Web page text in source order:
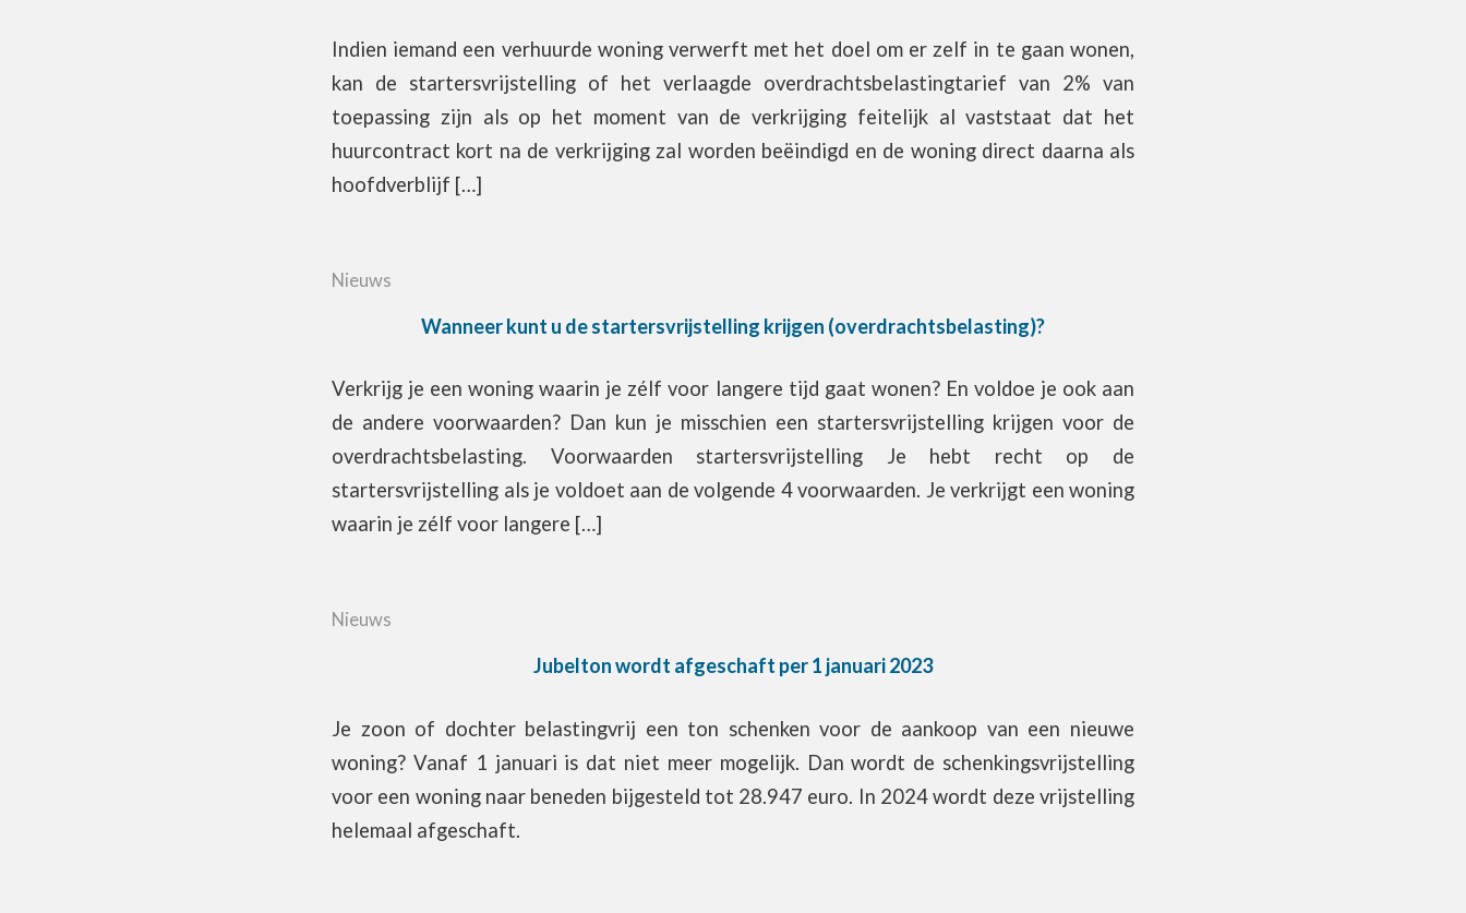
Indien iemand een verhuurde woning verwerft met het doel om er zelf in te gaan wonen,
kan de startersvrijstelling of het verlaagde overdrachtsbelastingtarief van 2% van
toepassing zijn als op het moment van de verkrijging feitelijk al vaststaat dat het
huurcontract kort na de verkrijging zal worden beëindigd en de woning direct daarna als
hoofdverblijf […]
Nieuws
Wanneer kunt u de startersvrijstelling krijgen (overdrachtsbelasting)?
Verkrijg je een woning waarin je zélf voor langere tijd gaat wonen? En voldoe je ook aan
de andere voorwaarden? Dan kun je misschien een startersvrijstelling krijgen voor de
overdrachtsbelasting. Voorwaarden startersvrijstelling Je hebt recht op de
startersvrijstelling als je voldoet aan de volgende 4 voorwaarden. Je verkrijgt een woning
waarin je zélf voor langere […]
Nieuws
Jubelton wordt afgeschaft per 1 januari 2023
Je zoon of dochter belastingvrij een ton schenken voor de aankoop van een nieuwe
woning? Vanaf 1 januari is dat niet meer mogelijk. Dan wordt de schenkingsvrijstelling
voor een woning naar beneden bijgesteld tot 28.947 euro. In 2024 wordt deze vrijstelling
helemaal afgeschaft.